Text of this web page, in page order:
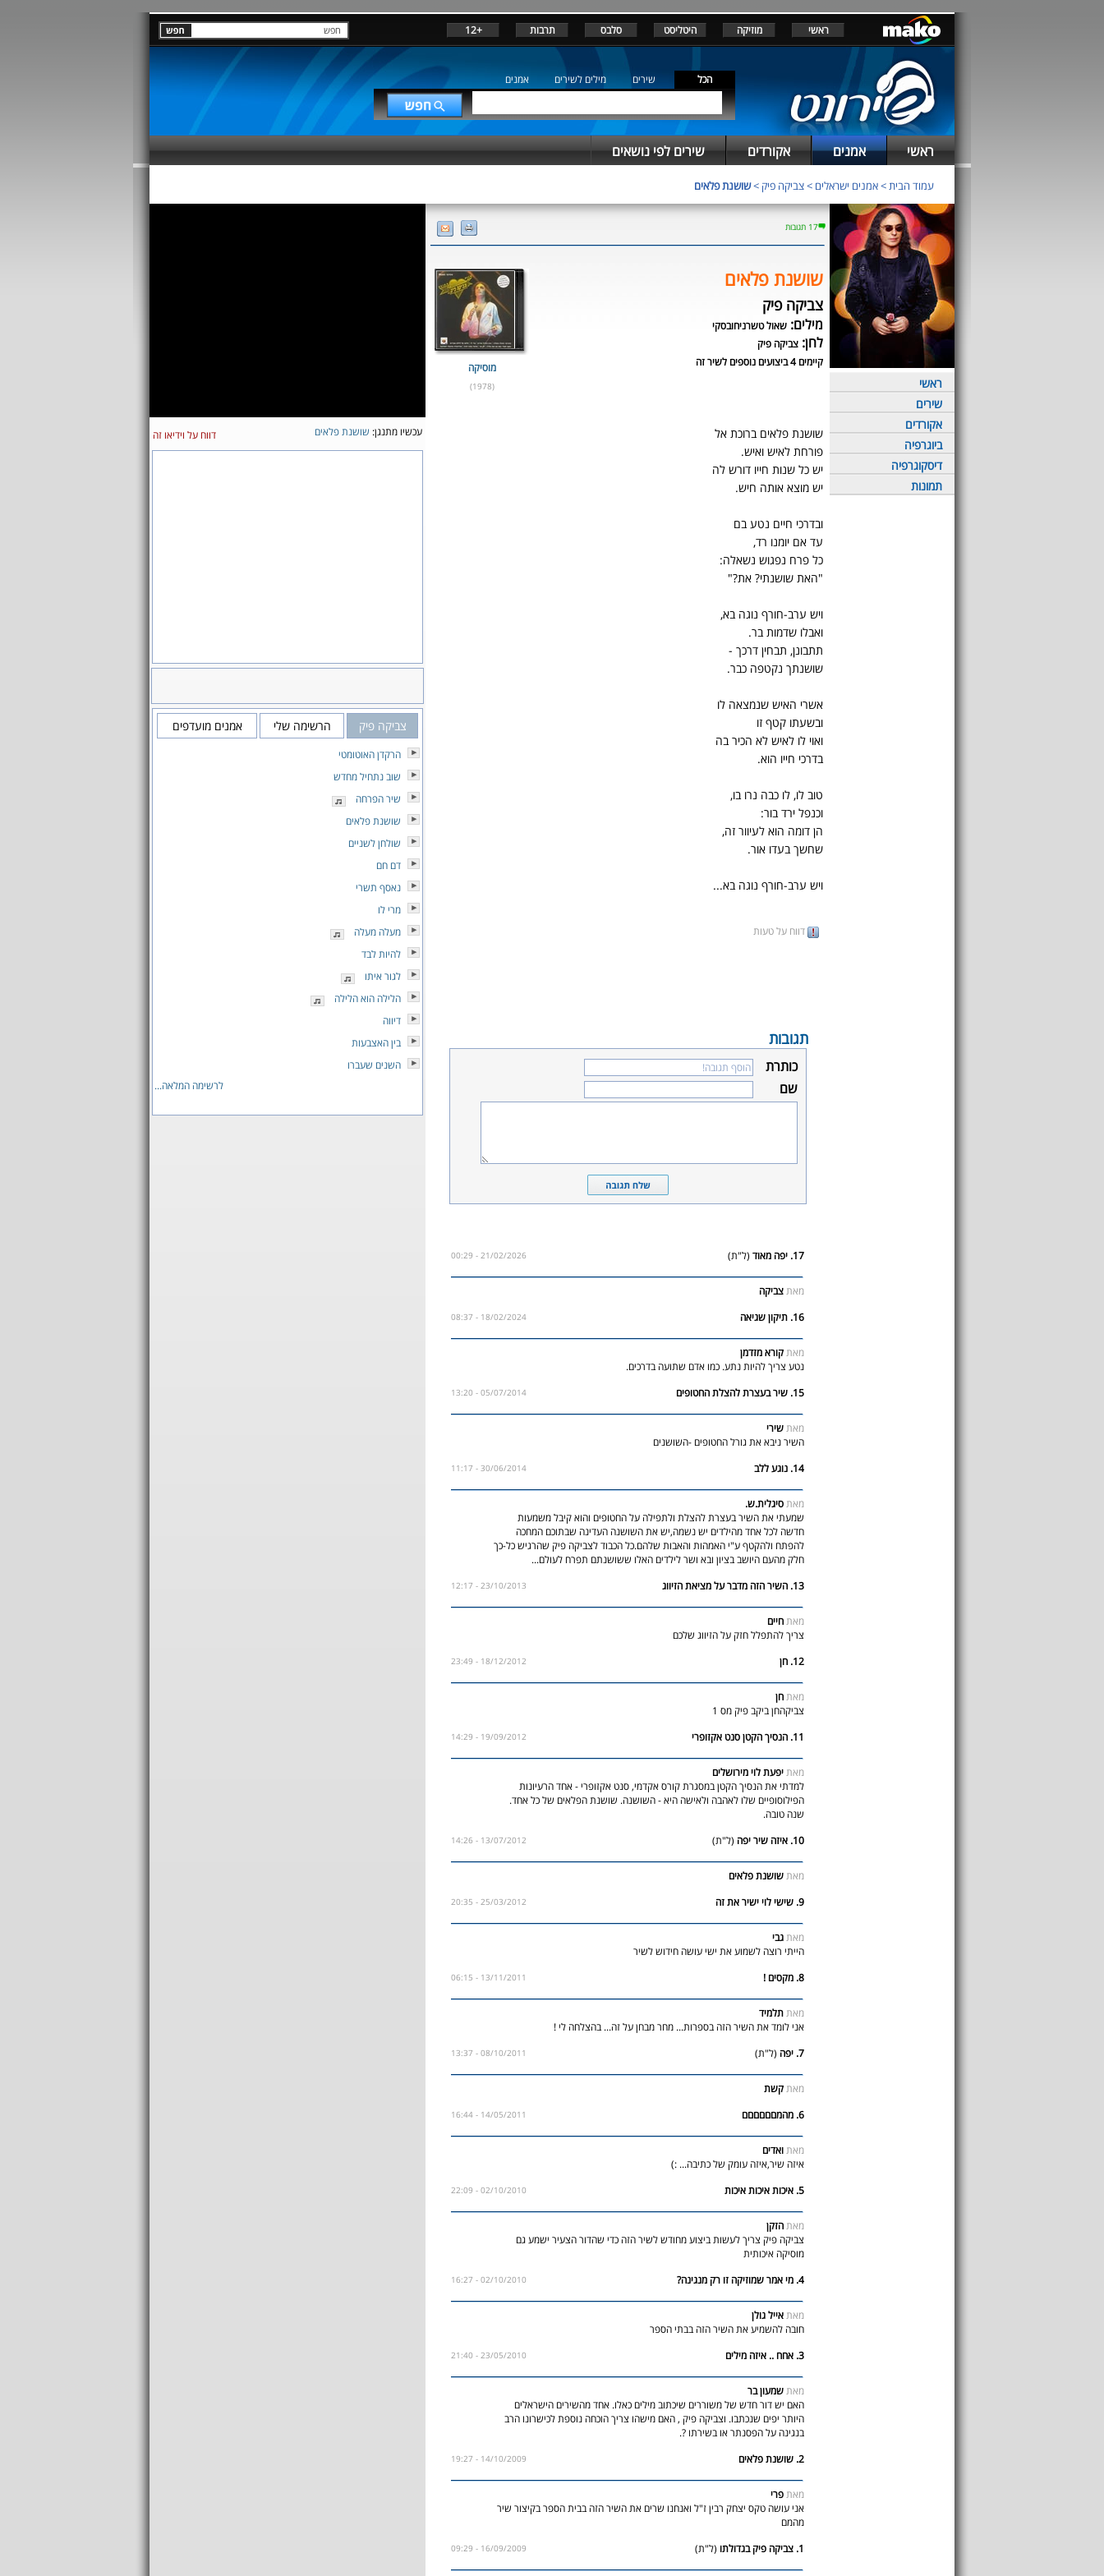
ראשי מוזיקה היטליסט סלבס תרבות +12
הכל שירים מילים לשירים אמנים
ראשי אמנים אקורדים שירים לפי נושאים
עמוד הבית>אמנים ישראלים >צביקה פיק >שושנת פלאים
ראשי
שירים
אקורדים
ביוגרפיה
דיסקוגרפיה
תמונות
17 תגובות
שושנת פלאים
צביקה פיק
מילים: שאול טשרניחובסקי
לחן: צביקה פיק
קיימים 4 ביצועים נוספים לשיר זה
שושנת פלאים ברוכת אל
פורחת לאיש ואיש.
יש כל שנות חייו דורש לה
יש מוצא אותה חיש.
ובדרכי חיים נטע בם
עד אם יומנו רד,
כל פרח נפגוש נשאלה:
"האת שושנתי? את?"
ויש ערב-חורף נוגה בא,
ואבלו שדמות בר.
תתבונן, תבחין דרכך -
שושנתך נקטפה כבר.
אשרי האיש שנמצאה לו
ובשעתו קטף זו
ואוי לו לאיש לא הכיר בה
בדרכי חייו הוא.
טוב לו, לו כבה נרו בו,
וכנפל ירד בור:
הן דומה הוא לעיוור זה,
שחשך בעדו אור.
ויש ערב-חורף נוגה בא...
מוסיקה
(1978)
דווח על טעות
תגובות
כותרת
שם
17. יפה מאוד (ל"ת) 21/02/2026 - 00:29
מאתצביקה
16. תיקון שגיאה
18/02/2024 - 08:37
מאתקורא מזדמן
נטע צריך להיות נתע. כמו אדם שתועה בדרכים.
15. שיר בעצרת להצלת החטופים
05/07/2014 - 13:20
מאתשירי
השיר ניבא את גורל החטופים -השושנים
14. נוגע ללב
30/06/2014 - 11:17
מאתסיגלית.ש.
שמעתי את השיר בעצרת להצלת ולתפילה על החטופים והוא קיבל משמעות
חדשה לכל אחד מהילדים יש נשמה,יש את השושנה העדינה שבתוכם המחכה
להפתח ולהקטף ע"י האמהות והאבות שלהם.כל הכבוד לצביקה פיק שהרגיש כל-כך
חלק מהעם היושב בציון ובא ושר לילדים האלו ששושנתם תפרח לעולם...
13. השיר הזה מדבר על מציאת הזיווג
23/10/2013 - 12:17
מאתחיים
צריך להתפלל חזק על הזיווג שלכם
12. חן
18/12/2012 - 23:49
מאתחן
צביקהחן ביקב פיק מס 1
11. הנסיך הקטן סנט אקזופרי
19/09/2012 - 14:29
מאתיפעת לוי מירושלים
למדתי את הנסיך הקטן במסגרת קורס אקדמי, סנט אקזופרי - אחד הרעיונות
הפילוסופיים שלו לאהבה ולאישה היא - השושנה. שושנת הפלאים של כל אחד.
שנה טובה.
10. איזה שיר יפה
(ל"ת) 13/07/2012 - 14:26
מאתשושנת פלאים
9. שישי לוי ישיר את זה
25/03/2012 - 20:35
מאתגבי
הייתי רוצה לשמוע את ישי עושה חידוש לשיר
8. מקסים !
13/11/2011 - 06:15
מאתתלמיד
אני לומד את השיר הזה בספרות... מחר מבחן על זה... בהצלחה לי !
7. יפה
(ל"ת) 08/10/2011 - 13:37
מאתקשת
6. מהמםםםםםם
14/05/2011 - 16:44
מאתואדים
איזה שיר,איזה עומק של כתיבה... :)
5. איכות איכות איכות
02/10/2010 - 22:09
מאתהזקן
צביקה פיק צריך לעשות ביצוע מחודש לשיר הזה כדי שהדור הצעיר ישמע גם
מוסיקה איכותית
4. מי אמר שמוזיקה זו רק מנגינה?
02/10/2010 - 16:27
מאתאייל גולן
חובה להשמיע את השיר הזה בבתי הספר
3. אחח .. איזה מילים
23/05/2010 - 21:40
מאתשמעון בר
האם יש דור חדש של משוררים שיכתוב מילים כאלו. אחד מהשירים הישראלים
היותר יפים שנכתבו. וצביקה פיק , האם מישהו צריך הוכחה נוספת לכישרונו הרב
בנגינה על הפסנתר או בשירתו ?.
2. שושנת פלאים
14/10/2009 - 19:27
מאתפרי
אני עושה טקס יצחק רבין ז"ל ואנחנו שרים את השיר הזה בבית הספר בקיצור שיר
מהמם
1. צביקה פיק בגדולתו
(ל"ת) 16/09/2009 - 09:29
עכשיו מתנגן: שושנת פלאים דווח על וידיאו זה
צביקה פיק הרשימה שלי אמנים מועדפים
הרקדן האוטומטי
שוב נתחיל מחדש
שיר הפרחה
שושנת פלאים
שולחן לשניים
דם חם
נאסף תשרי
מרי לו
מעלה מעלה
להיות לבד
לגור איתו
הלילה הוא הלילה
דיווה
בין האצבעות
השנים שעברו
לרשימה המלאה...